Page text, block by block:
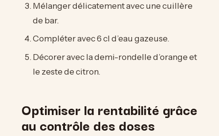
Mélanger délicatement avec une cuillère
de bar.
Compléter avec 6 cl d’eau gazeuse.
Décorer avec la demi-rondelle d’orange et
le zeste de citron.
Optimiser la rentabilité grâce
au contrôle des doses